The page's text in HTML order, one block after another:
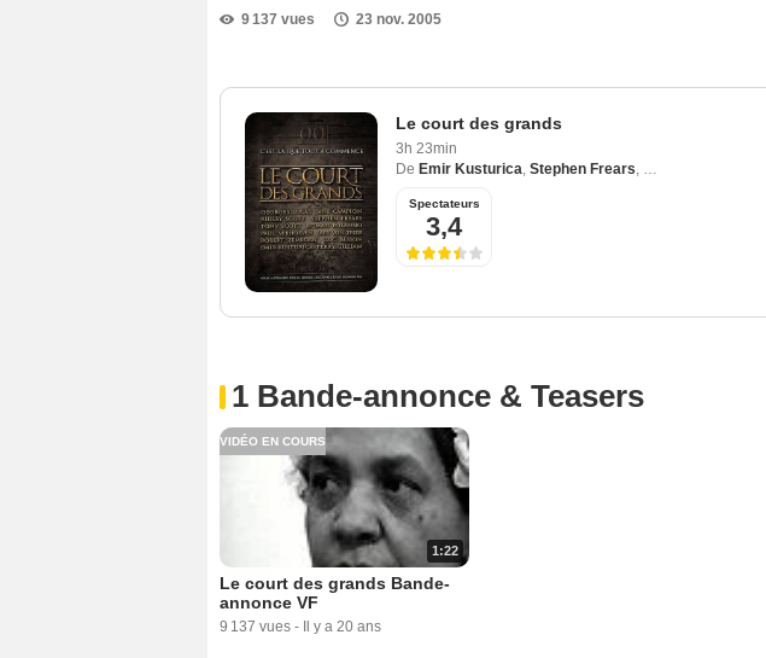
9 137 vues 23 nov. 2005
Le court des grands
3h 23min
De Emir Kusturica, Stephen Frears, Ridley Scott
Spectateurs
3,4
1 Bande-annonce & Teasers
1:22
VIDÉO EN COURS
Le court des grands Bande-
annonce VF
9 137 vues - Il y a 20 ans